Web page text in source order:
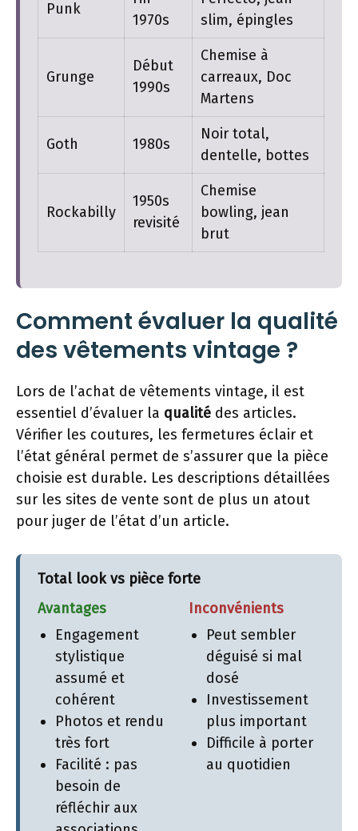
Punk
1970s
slim, épingles
Grunge
Début
1990s
Chemise à
carreaux, Doc
Martens
Goth 1980s
Noir total,
dentelle, bottes
Rockabilly
1950s
revisité
Chemise
bowling, jean
brut
Comment évaluer la qualité
des vêtements vintage ?
Lors de l’achat de vêtements vintage, il est
essentiel d’évaluer la qualité des articles.
Vérifier les coutures, les fermetures éclair et
l’état général permet de s’assurer que la pièce
choisie est durable. Les descriptions détaillées
sur les sites de vente sont de plus un atout
pour juger de l’état d’un article.
Total look vs pièce forte
Avantages
Engagement
stylistique
assumé et
cohérent
Photos et rendu
très fort
Facilité : pas
besoin de
réfléchir aux
Inconvénients
Peut sembler
déguisé si mal
dosé
Investissement
plus important
Difficile à porter
au quotidien